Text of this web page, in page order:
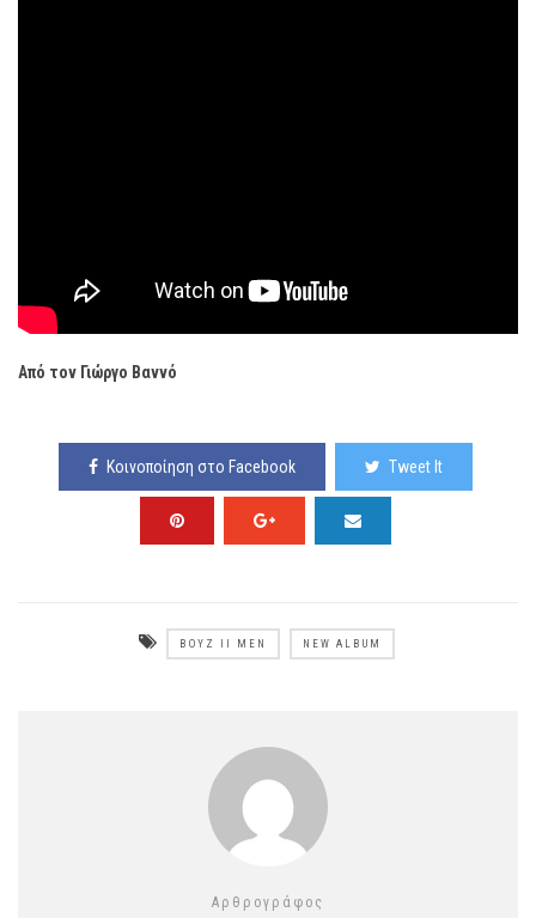
Από τον Γιώργο Βαννό
Κοινοποίηση στο Facebook Tweet It
BOYZ II MEN NEW ALBUM
Αρθρογράφος